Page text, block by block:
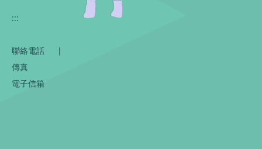
:::
聯絡電話
|
傳真
電子信箱